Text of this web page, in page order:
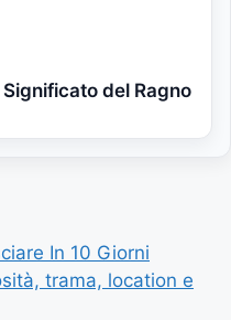
del Ragno
In 10 Giorni
trama, location e